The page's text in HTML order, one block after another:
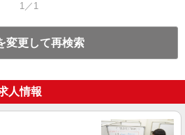
1／1
変更して再検索
人情報